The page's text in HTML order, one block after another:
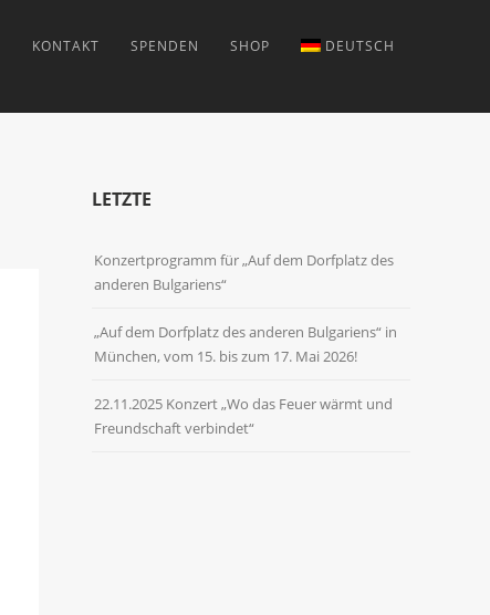
KONTAKT SPENDEN SHOP DEUTSCH
LETZTE
Konzertprogramm für „Auf dem Dorfplatz des
anderen Bulgariens“
„Auf dem Dorfplatz des anderen Bulgariens“ in
München, vom 15. bis zum 17. Mai 2026!
22.11.2025 Konzert „Wo das Feuer wärmt und
Freundschaft verbindet“